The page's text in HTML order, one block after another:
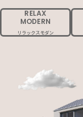
RELAX
MODERN
リラックスモダン